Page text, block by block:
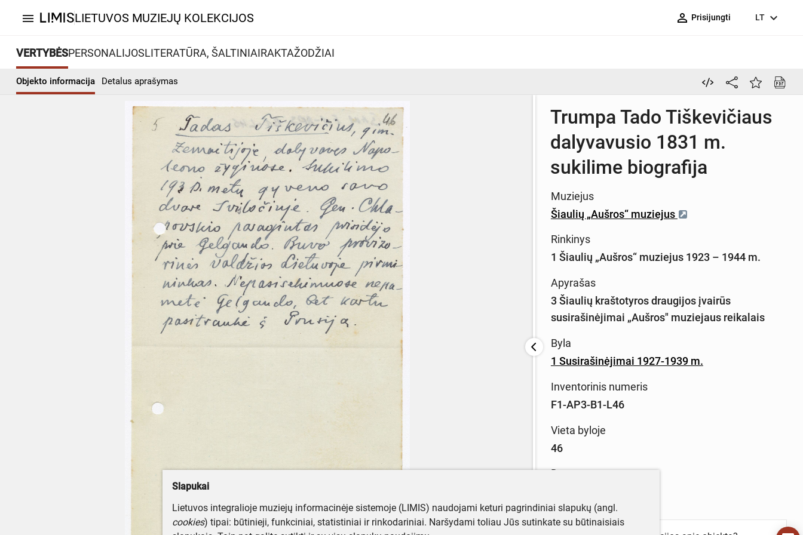
menu LIETUVOS MUZIEJŲ KOLEKCIJOS person_outline Prisijungti LT expand_more
VERTYBĖSPERSONALIJOSLITERATŪRA, ŠALTINIAIRAKTAŽODŽIAI
Objekto informacija Detalus aprašymas
Trumpa Tado Tiškevičiaus
dalyvavusio 1831 m.
sukilime biografija
Muziejus
Šiaulių „Aušros“ muziejus
Rinkinys
1 Šiaulių „Aušros“ muziejus 1923 – 1944 m.
Apyrašas
3 Šiaulių kraštotyros draugijos įvairūs
susirašinėjimai „Aušros" muziejaus reikalais
Byla
1 Susirašinėjimai 1927-1939 m.
Inventorinis numeris
F1-AP3-B1-L46
Vieta byloje
46
Data
Slapukai
Lietuvos integralioje muziejų informacinėje sistemoje (LIMIS) naudojami keturi pagrindiniai slapukų (angl.
cookies) tipai: būtinieji, funkciniai, statistiniai ir rinkodariniai. Naršydami toliau Jūs sutinkate su būtinaisiais